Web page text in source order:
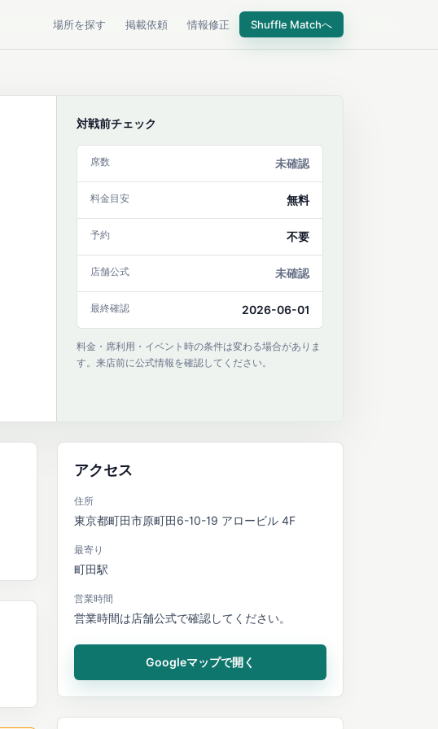
場所を探す 掲載依頼 情報修正 Shuffle Matchへ
対戦前チェック
席数 未確認
料金目安 無料
予約 不要
店舗公式 未確認
最終確認 2026-06-01
料金・席利用・イベント時の条件は変わる場合がありま
す。来店前に公式情報を確認してください。
アクセス
住所
東京都町田市原町田6-10-19 アロービル 4F
最寄り
町田駅
営業時間
営業時間は店舗公式で確認してください。
Googleマップで開く